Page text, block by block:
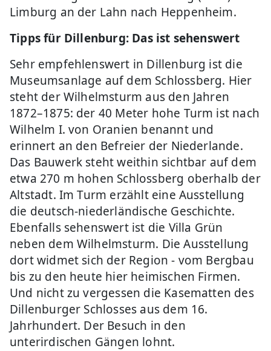
Limburg an der Lahn nach Heppenheim.
Tipps für Dillenburg: Das ist sehenswert
Sehr empfehlenswert in Dillenburg ist die
Museumsanlage auf dem Schlossberg. Hier
steht der Wilhelmsturm aus den Jahren
1872–1875: der 40 Meter hohe Turm ist nach
Wilhelm I. von Oranien benannt und
erinnert an den Befreier der Niederlande.
Das Bauwerk steht weithin sichtbar auf dem
etwa 270 m hohen Schlossberg oberhalb der
Altstadt. Im Turm erzählt eine Ausstellung
die deutsch-niederländische Geschichte.
Ebenfalls sehenswert ist die Villa Grün
neben dem Wilhelmsturm. Die Ausstellung
dort widmet sich der Region - vom Bergbau
bis zu den heute hier heimischen Firmen.
Und nicht zu vergessen die Kasematten des
Dillenburger Schlosses aus dem 16.
Jahrhundert. Der Besuch in den
unterirdischen Gängen lohnt.